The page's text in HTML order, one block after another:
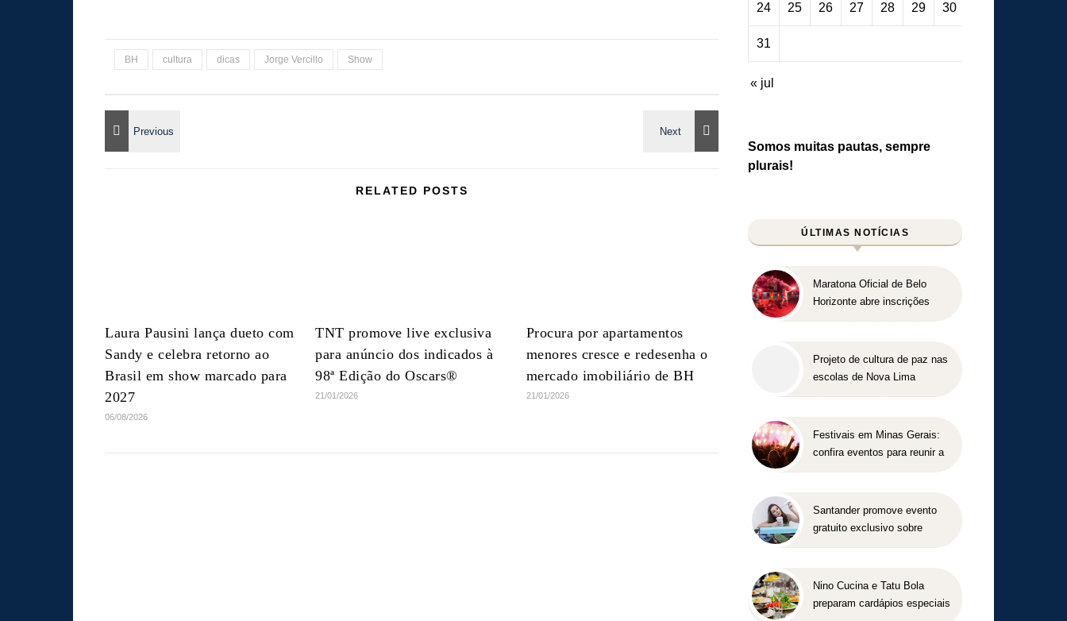
BH cultura dicas Jorge Vercillo Show
RELATED POSTS
Laura Pausini lança dueto com
Sandy e celebra retorno ao
Brasil em show marcado para
2027
06/08/2026
TNT promove live exclusiva
para anúncio dos indicados à
98ª Edição do Oscars®
21/01/2026
Procura por apartamentos
menores cresce e redesenha o
mercado imobiliário de BH
21/01/2026
24 25 26 27 28 29 30
31
« jul
Somos muitas pautas, sempre
plurais!
ÚLTIMAS NOTÍCIAS
Maratona Oficial de Belo
Horizonte abre inscrições
Projeto de cultura de paz nas
escolas de Nova Lima
Festivais em Minas Gerais:
confira eventos para reunir a
Santander promove evento
gratuito exclusivo sobre
Nino Cucina e Tatu Bola
preparam cardápios especiais